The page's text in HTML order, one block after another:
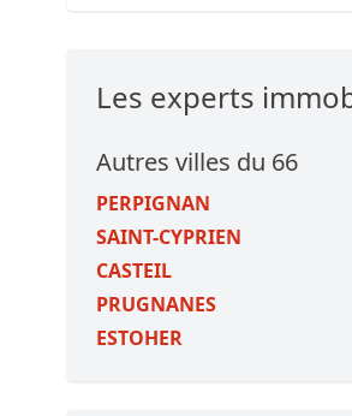
Les experts
Autres villes du 66
PERPIGNAN
SAINT-CYPRIEN
CASTEIL
PRUGNANES
ESTOHER